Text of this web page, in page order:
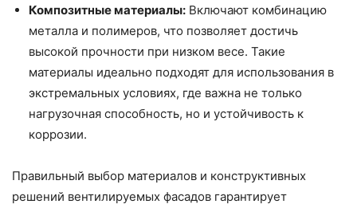
Композитные материалы: Включают комбинацию
металла и полимеров, что позволяет достичь
высокой прочности при низком весе. Такие
материалы идеально подходят для использования в
экстремальных условиях, где важна не только
нагрузочная способность, но и устойчивость к
коррозии.
Правильный выбор материалов и конструктивных
решений вентилируемых фасадов гарантирует